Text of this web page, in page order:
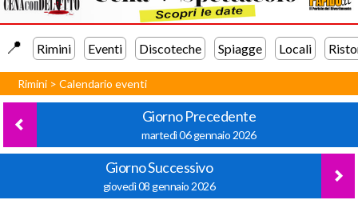
📍️ Rimini Eventi Discoteche Spiagge Locali
Rimini >Calendario eventi
Giorno Precedente
martedì 06 gennaio 2026
Giorno Successivo
giovedì 08 gennaio 2026